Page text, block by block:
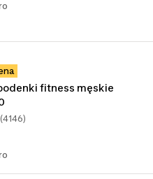
fitness męskie
(4146)